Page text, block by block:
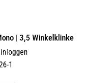
| 3,5 Winkelklinke
1